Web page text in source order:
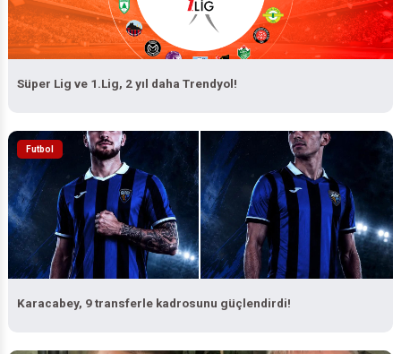
Süper Lig ve 1.Lig, 2 yıl daha Trendyol!
Futbol
Karacabey, 9 transferle kadrosunu güçlendirdi!